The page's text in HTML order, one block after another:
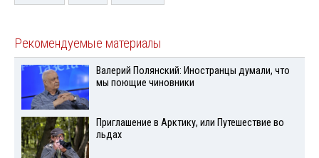
Рекомендуемые материалы
Валерий Полянский: Иностранцы думали, что
мы поющие чиновники
Приглашение в Арктику, или Путешествие во
льдах